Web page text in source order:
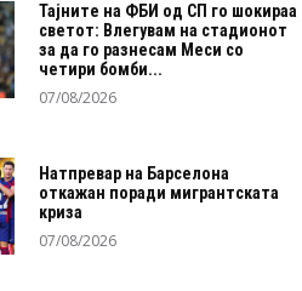
Тајните на ФБИ од СП го шокираа
светот: Влегувам на стадионот
за да го разнесам Меси со
четири бомби...
07/08/2026
Натпревар на Барселона
откажан поради мигрантската
криза
07/08/2026